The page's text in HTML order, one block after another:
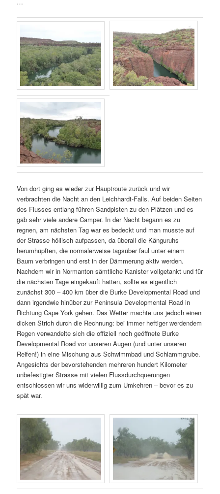
Von dort ging es wieder zur Hauptroute zurück und wir
verbrachten die Nacht an den Leichhardt-Falls. Auf beiden Seiten
des Flusses entlang führen Sandpisten zu den Plätzen und es
gab sehr viele andere Camper. In der Nacht begann es zu
regnen, am nächsten Tag war es bedeckt und man musste auf
der Strasse höllisch aufpassen, da überall die Känguruhs
herumhüpften, die normalerweise tagsüber faul unter einem
Baum verbringen und erst in der Dämmerung aktiv werden.
Nachdem wir in Normanton sämtliche Kanister vollgetankt und für
die nächsten Tage eingekauft hatten, sollte es eigentlich
zunächst 300 – 400 km über die Burke Developmental Road und
dann irgendwie hinüber zur Peninsula Developmental Road in
Richtung Cape York gehen. Das Wetter machte uns jedoch einen
dicken Strich durch die Rechnung: bei immer heftiger werdendem
Regen verwandelte sich die offiziell noch geöffnete Burke
Developmental Road vor unseren Augen (und unter unseren
Reifen!) in eine Mischung aus Schwimmbad und Schlammgrube.
Angesichts der bevorstehenden mehreren hundert Kilometer
unbefestigter Strasse mit vielen Flussdurchquerungen
entschlossen wir uns widerwillig zum Umkehren – bevor es zu
spät war.